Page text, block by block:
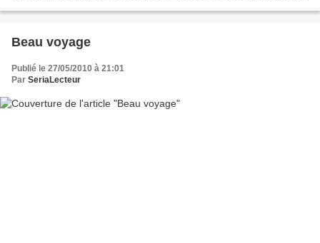
Beau voyage
Publié le 27/05/2010 à 21:01
Par SeriaLecteur